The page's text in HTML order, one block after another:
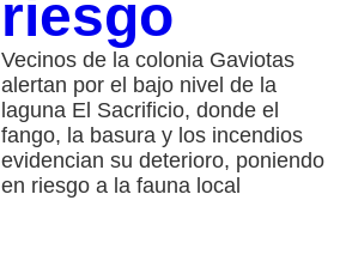
riesgo
Vecinos de la colonia Gaviotas
alertan por el bajo nivel de la
laguna El Sacrificio, donde el
fango, la basura y los incendios
evidencian su deterioro, poniendo
en riesgo a la fauna local